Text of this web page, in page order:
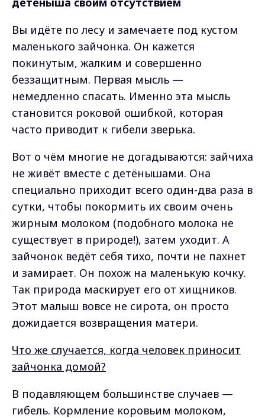
Вы идёте по лесу и замечаете под кустом
маленького зайчонка. Он кажется
покинутым, жалким и совершенно
беззащитным. Первая мысль —
немедленно спасать. Именно эта мысль
становится роковой ошибкой, которая
часто приводит к гибели зверька.
Вот о чём многие не догадываются: зайчиха
не живёт вместе с детёнышами. Она
специально приходит всего один-два раза в
сутки, чтобы покормить их своим очень
жирным молоком (подобного молока не
существует в природе!), затем уходит. А
зайчонок ведёт себя тихо, почти не пахнет
и замирает. Он похож на маленькую кочку.
Так природа маскирует его от хищников.
Этот малыш вовсе не сирота, он просто
дожидается возвращения матери.
Что же случается, когда человек приносит
зайчонка домой?
В подавляющем большинстве случаев —
гибель. Кормление коровьим молоком,